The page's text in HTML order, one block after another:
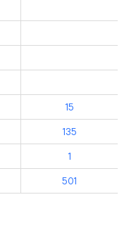
15
135
1
501